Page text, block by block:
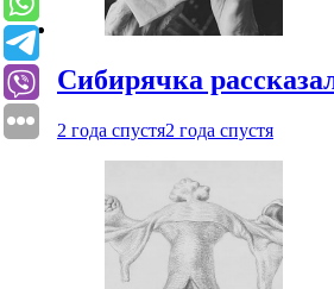
Сибирячка
2 года спустя2 года спустя